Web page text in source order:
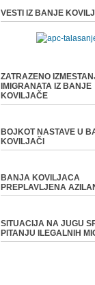
VESTI IZ BANJE
ZATRAZENO
IMIGRANATA IZ BANJE
KOVILJAČE
BOJKOT NASTAVE U
KOVILJAČI
BANJA KOVILJACA
PREPLAVLJENA
SITUACIJA NA JUGU
PITANJU ILEGALNIH